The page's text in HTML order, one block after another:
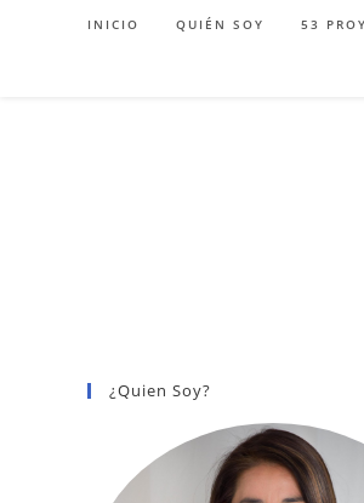
INICIO QUIÉN SOY 53
¿Quien Soy?